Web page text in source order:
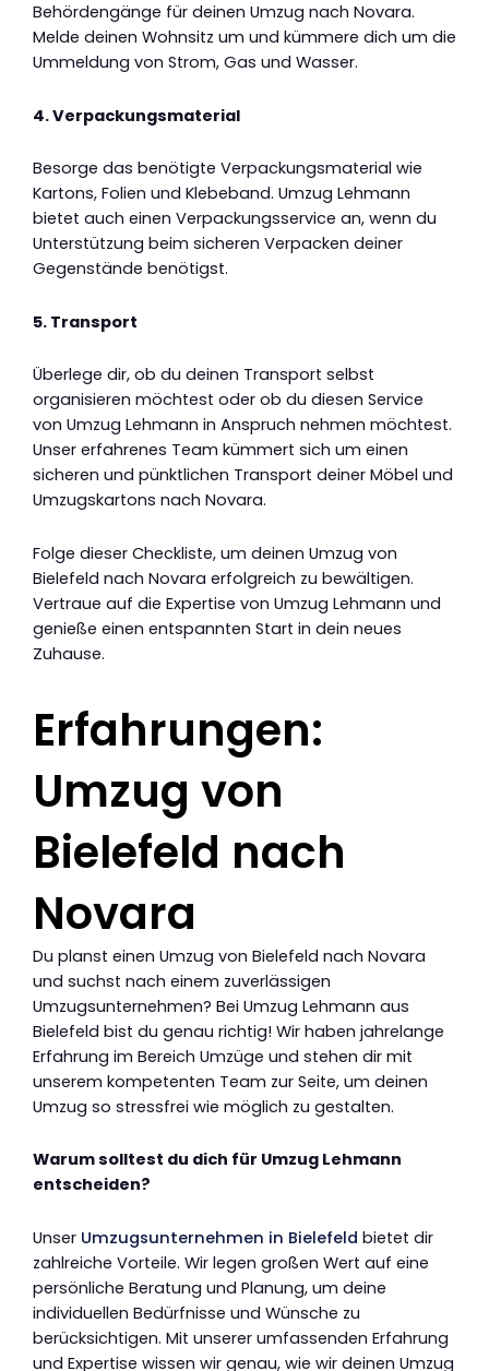
Behördengänge für deinen Umzug nach Novara.
Melde deinen Wohnsitz um und kümmere dich um die
Ummeldung von Strom, Gas und Wasser.
4. Verpackungsmaterial
Besorge das benötigte Verpackungsmaterial wie
Kartons, Folien und Klebeband. Umzug Lehmann
bietet auch einen Verpackungsservice an, wenn du
Unterstützung beim sicheren Verpacken deiner
Gegenstände benötigst.
5. Transport
Überlege dir, ob du deinen Transport selbst
organisieren möchtest oder ob du diesen Service
von Umzug Lehmann in Anspruch nehmen möchtest.
Unser erfahrenes Team kümmert sich um einen
sicheren und pünktlichen Transport deiner Möbel und
Umzugskartons nach Novara.
Folge dieser Checkliste, um deinen Umzug von
Bielefeld nach Novara erfolgreich zu bewältigen.
Vertraue auf die Expertise von Umzug Lehmann und
genieße einen entspannten Start in dein neues
Zuhause.
Erfahrungen:
Umzug von
Bielefeld nach
Novara
Du planst einen Umzug von Bielefeld nach Novara
und suchst nach einem zuverlässigen
Umzugsunternehmen? Bei Umzug Lehmann aus
Bielefeld bist du genau richtig! Wir haben jahrelange
Erfahrung im Bereich Umzüge und stehen dir mit
unserem kompetenten Team zur Seite, um deinen
Umzug so stressfrei wie möglich zu gestalten.
Warum solltest du dich für Umzug Lehmann
entscheiden?
Unser Umzugsunternehmen in Bielefeld bietet dir
zahlreiche Vorteile. Wir legen großen Wert auf eine
persönliche Beratung und Planung, um deine
individuellen Bedürfnisse und Wünsche zu
berücksichtigen. Mit unserer umfassenden Erfahrung
und Expertise wissen wir genau, wie wir deinen Umzug